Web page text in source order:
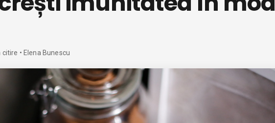
• Elena Bunescu